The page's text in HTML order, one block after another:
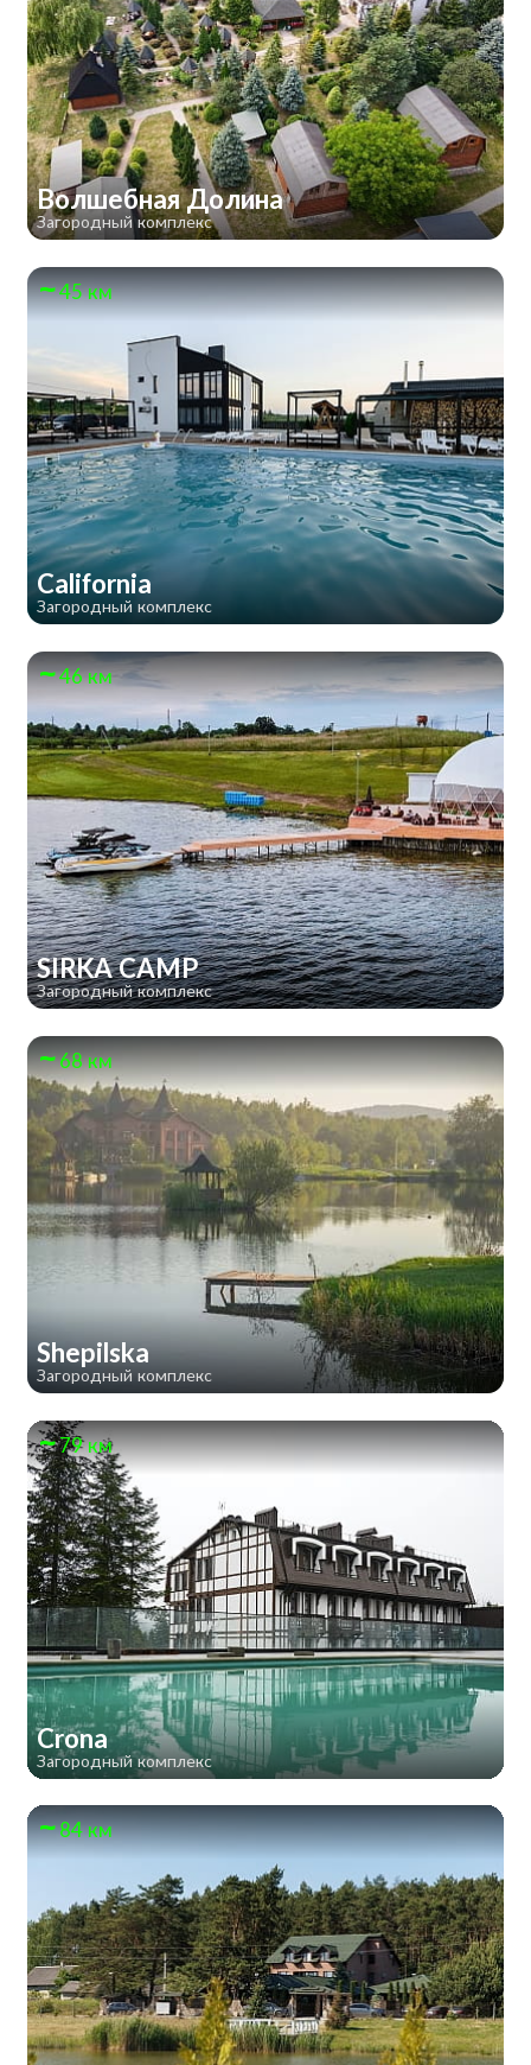
Волшебная Долина
Загородный комплекс
45 км
California
Загородный комплекс
46 км
SIRKA CAMP
Загородный комплекс
68 км
Shepilska
Загородный комплекс
79 км
Crona
Загородный комплекс
84 км